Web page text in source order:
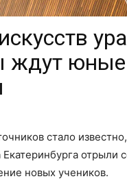
ждут юные
стало
Екатеринбурга отрыли
новых учеников.